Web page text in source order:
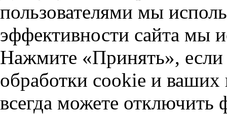
пользователями мы
эффективности сайта мы
Нажмите «Принять», если
обработки cookie и
всегда можете отключить